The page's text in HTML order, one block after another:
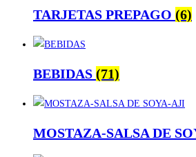
TARJETAS PREPAGO (6)
BEBIDAS (71)
MOSTAZA-SALSA DE